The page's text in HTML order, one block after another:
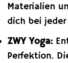
Materialien
dich bei
ZWY Yoga:
Perfektion.